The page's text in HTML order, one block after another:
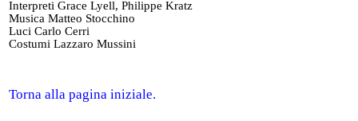
Interpreti Grace Lyell, Philippe Kratz
Musica Matteo Stocchino
Luci Carlo Cerri
Costumi Lazzaro Mussini
Torna alla pagina iniziale.